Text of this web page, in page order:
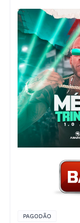
PAGODÃO